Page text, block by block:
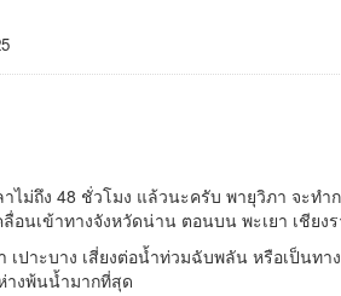
าไม่ถึง 48 ชั่วโมง แล้วนะครับ พายุวิภา จะ
ลื่อนเข้าทางจังหวัดน่าน ตอนบน พะเยา เชีย
เปาะบาง เสี่ยงต่อน้ำท่วมฉับพลัน หรือเป็นท
างพ้นน้ำมากที่สุด